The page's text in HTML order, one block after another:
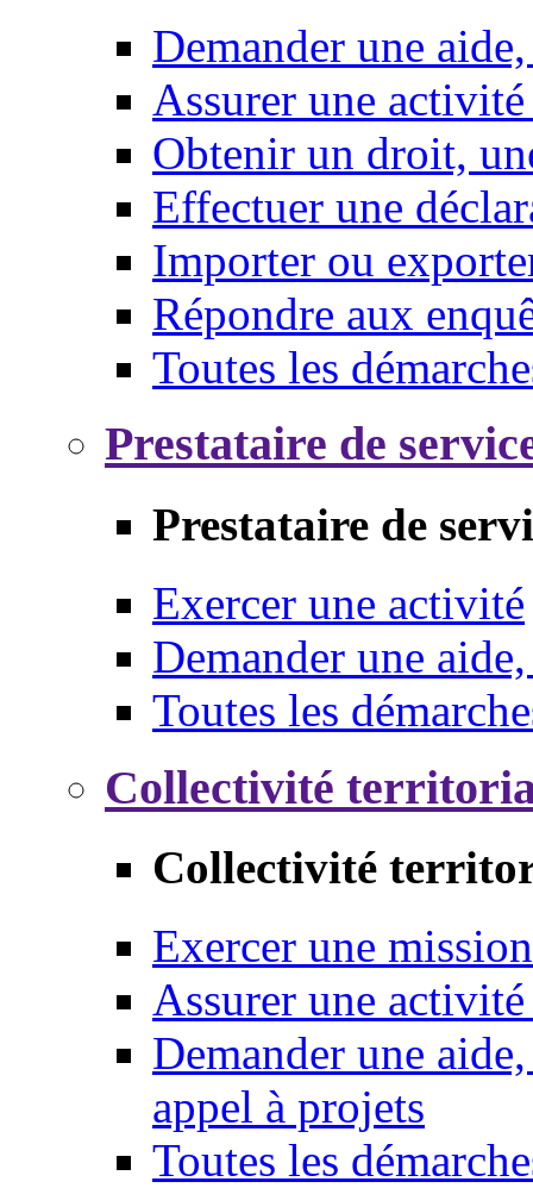
Demander une
Assurer une
Obtenir un droit,
Effectuer une
Importer ou
Répondre aux
Toutes les
Prestataire de
Prestataire de
Exercer une activité
Demander une
Toutes les
Collectivité
Collectivité
Exercer une mission
Assurer une
Demander une
appel à projets
Toutes les